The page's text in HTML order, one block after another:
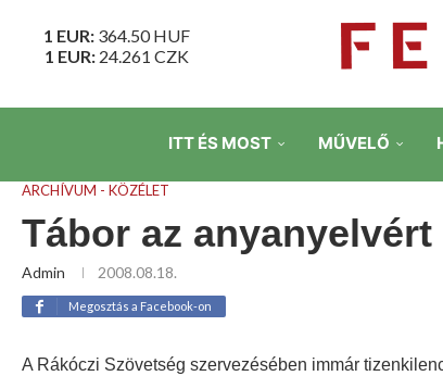
1 EUR: 364.50HUF
1 EUR: 24.261 CZK
ITT ÉS MOST MŰVELŐ
ARCHÍVUM - KÖZÉLET
Tábor az
Admin 2008.08.18.
Megosztás a Facebook-on
A Rákóczi Szövetség szervezésében immár